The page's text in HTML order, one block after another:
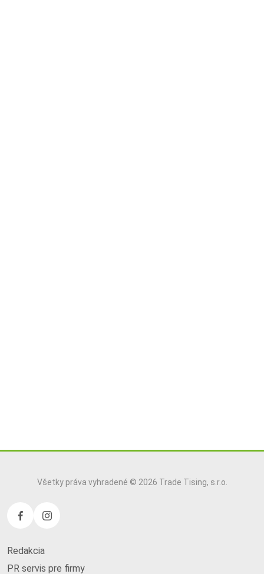
Všetky práva vyhradené © 2026 Trade Tising, s.r.o.
Redakcia
PR servis pre firmy